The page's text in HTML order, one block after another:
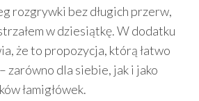
rozgrywki bez długich przerw,
w dziesiątkę. W dodatku
że to propozycja, którą łatwo
zarówno dla siebie, jak i jako
łamigłówek.